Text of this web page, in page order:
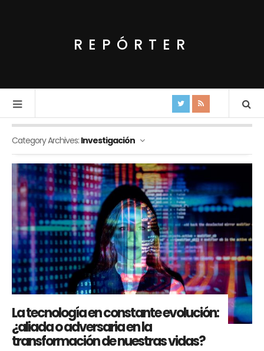
REPÓRTER
Category Archives: Investigación
La tecnología en constante evolución:
¿aliada o adversaria en la
transformación de nuestras vidas?